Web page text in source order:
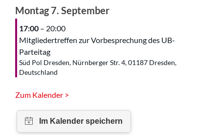
Montag7. September
17:00 – 20:00
Mitgliedertreffen zur Vorbesprechung des UB-
Parteitag
Süd Pol Dresden, Nürnberger Str. 4, 01187 Dresden,
Deutschland
Zum Kalender >